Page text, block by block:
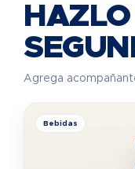
Agrega
Bebidas